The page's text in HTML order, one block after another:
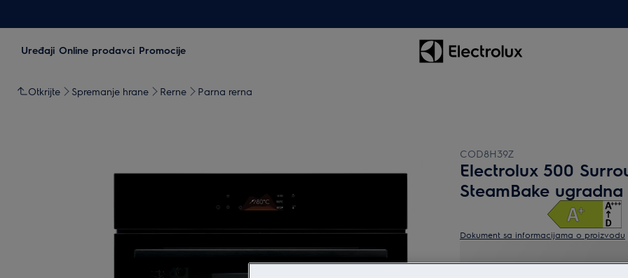
Uređaji Online prodavci Promocije
Otkrijte Spremanje hrane Rerne Parna rerna
COD8H39Z
Electrolux 500
SteamBake
Dokument sa informacijama o proizvodu